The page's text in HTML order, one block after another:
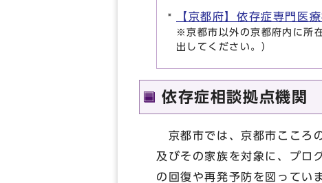
【京都府】依存症専門医
※京都市以外の京都府内に所
出してください。）
依存症相談拠点機関
京都市では、京都市こころ
及びその家族を対象に、プロ
の回復や再発予防を図ってい